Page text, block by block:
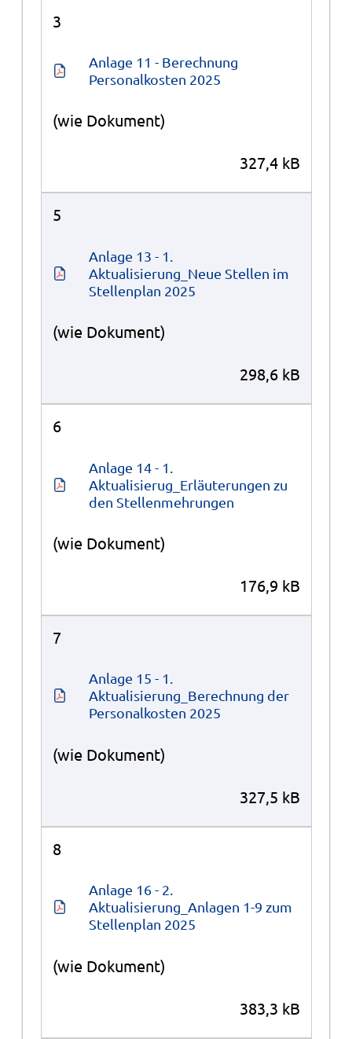
3
Anlage 11 - Berechnung
Personalkosten 2025
(wie Dokument)
327,4 kB
5
Anlage 13 - 1.
Aktualisierung_Neue Stellen im
Stellenplan 2025
(wie Dokument)
298,6 kB
6
Anlage 14 - 1.
Aktualisierug_Erläuterungen zu
den Stellenmehrungen
(wie Dokument)
176,9 kB
7
Anlage 15 - 1.
Aktualisierung_Berechnung der
Personalkosten 2025
(wie Dokument)
327,5 kB
8
Anlage 16 - 2.
Aktualisierung_Anlagen 1-9 zum
Stellenplan 2025
(wie Dokument)
383,3 kB